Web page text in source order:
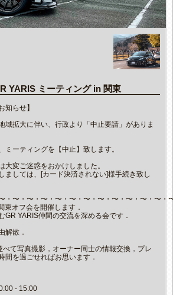
YARIS ミーティング in 関東
知らせ】
域拡大に伴い、行政より「中止要請」がありま
ミーティングを【中止】致します。
大変ご迷惑をおかけしました。
ましては、[カード決済されない]様手続き致し
・〜・〜・〜・〜・〜・〜・〜・〜・〜・〜・〜・
東オフ会を開催します．
GR YARIS仲間の交流を深める会です．
解散．
べて写真撮影，オーナー同士の情報交換，プレ
間を過ごせればお思います．
- 15:00